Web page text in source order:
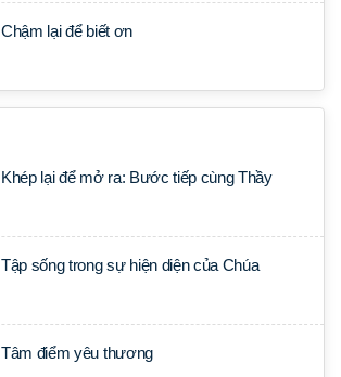
Chậm lại để biết ơn
Khép lại để mở ra: Bước tiếp cùng Thầy
Tập sống trong sự hiện diện của Chúa
Tâm điểm yêu thương